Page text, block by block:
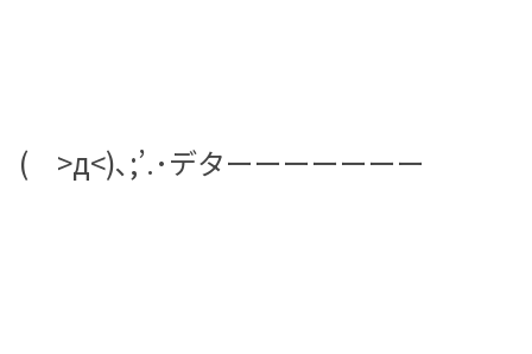
( >д<)､;’.･デターーーーーーー